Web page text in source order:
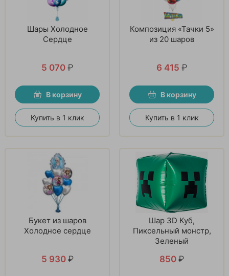
Шары Холодное
Сердце
5 070 ₽
В корзину
Купить в 1 клик
Композиция «Тачки 5»
из 20 шаров
6 415 ₽
В корзину
Купить в 1 клик
Букет из шаров
Холодное сердце
5 930 ₽
Шар 3D Куб,
Пиксельный монстр,
Зеленый
850 ₽